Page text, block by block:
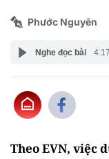
Phước Nguyên
Nghe đọc bài 4:17
Theo EVN, việc